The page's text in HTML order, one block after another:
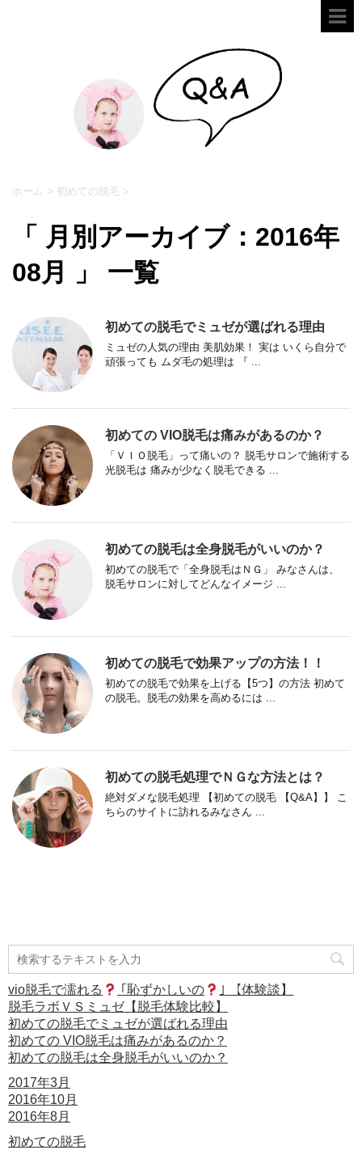
ホーム > 初めての脱毛 >
「 月別アーカイブ：2016年
08月 」 一覧
初めての脱毛でミュゼが選ばれる理由
ミュゼの人気の理由 美肌効果！ 実は いくら自分で
頑張っても ムダ毛の処理は 『 ...
初めての VIO脱毛は痛みがあるのか？
「ＶＩＯ脱毛」って痛いの？ 脱毛サロンで施術する
光脱毛は 痛みが少なく脱毛できる ...
初めての脱毛は全身脱毛がいいのか？
初めての脱毛で「全身脱毛はＮＧ」 みなさんは、
脱毛サロンに対してどんなイメージ ...
初めての脱毛で効果アップの方法！！
初めての脱毛で効果を上げる【5つ】の方法 初めて
の脱毛。脱毛の効果を高めるには ...
初めての脱毛処理でＮＧな方法とは？
絶対ダメな脱毛処理 【初めての脱毛 【Q&A】】 こ
ちらのサイトに訪れるみなさん ...
vio脱毛で濡れる ｢恥ずかしいの
｣ 【体験談】
脱毛ラボＶＳミュゼ【脱毛体験比較】
初めての脱毛でミュゼが選ばれる理由
初めての VIO脱毛は痛みがあるのか？
初めての脱毛は全身脱毛がいいのか？
2017年3月
2016年10月
2016年8月
初めての脱毛